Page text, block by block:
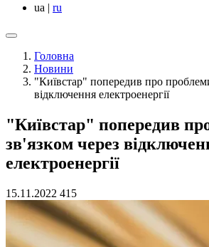
ua | ru
Головна
Новини
"Київстар" попередив про
відключення електроенергії
"Київстар" попередив
зв'язком через
електроенергії
15.11.2022 415